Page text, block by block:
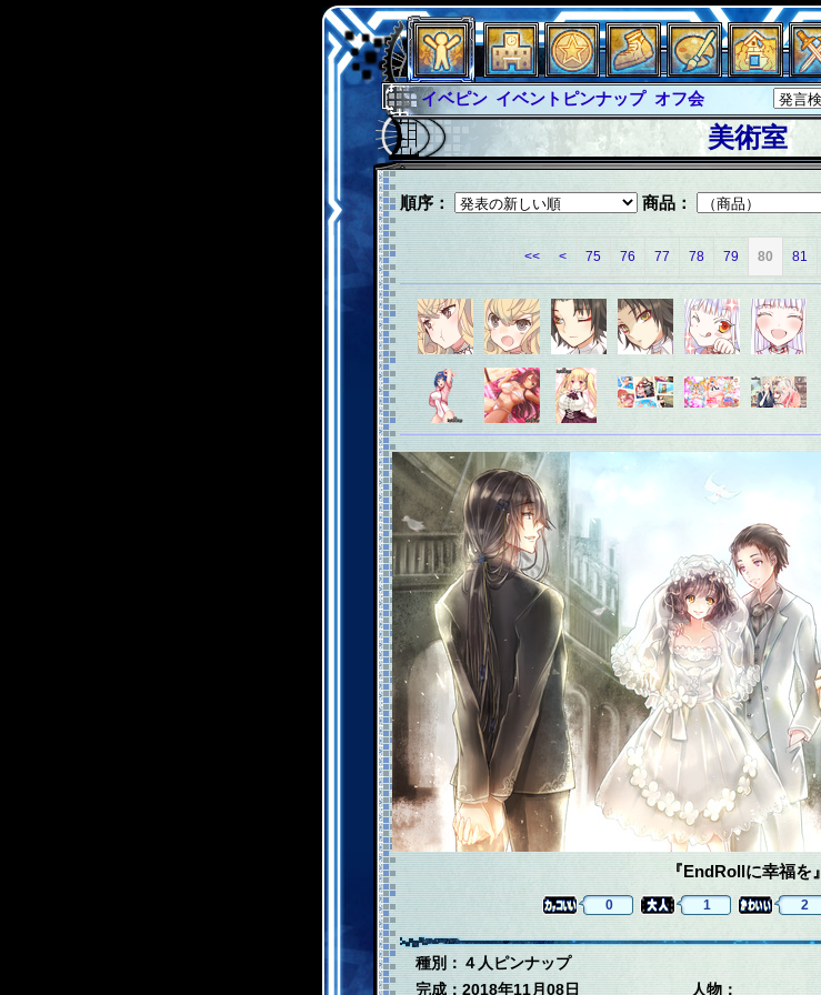
イベピン イベントピンナップ オフ会
グラシャ
グラシャ・ラボラス
グローバルジャスティス サイキックハーツ
サイキックハーツ大戦 シュラウド
ソロモン
ファイナル
アブソーバー
美術室
順序： 商品：
<< < 75 76 77 78 79 80 81
『EndRollに幸福を』
0 1 2
種別：４人ピンナップ
完成：2018年11月08日
人物：